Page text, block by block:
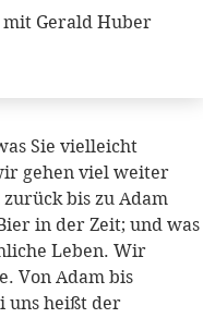
mit Gerald Huber
Sie vielleicht
gehen viel weiter
zurück bis zu Adam
in der Zeit; und was
Leben. Wir
Von Adam bis
uns heißt der